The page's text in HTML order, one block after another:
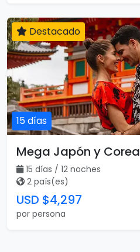
15 días
Destacado
Mega Japón y Corea
15 días / 12 noches
2 país(es)
USD $4,297
por persona